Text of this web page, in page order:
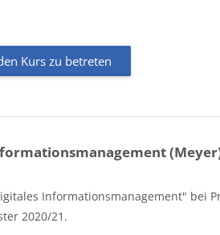
Kurs zu betreten
Informationsmanagement" bei
2020/21.